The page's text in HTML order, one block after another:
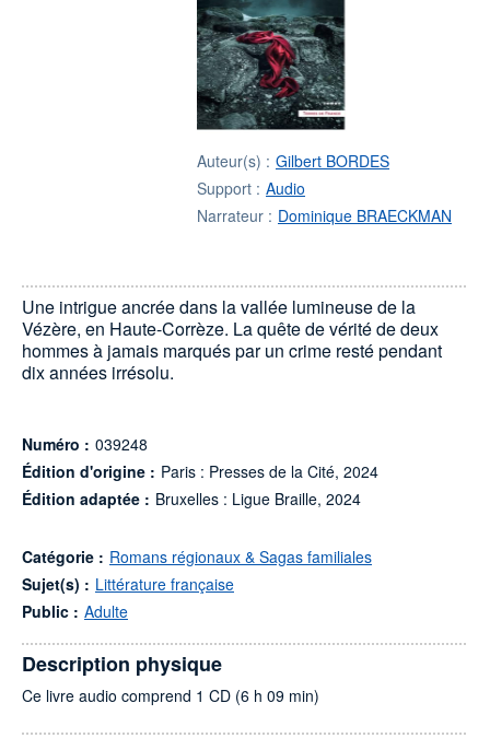
Auteur(s) : Gilbert BORDES
Support : Audio
Narrateur : Dominique BRAECKMAN
Une intrigue ancrée dans la vallée lumineuse de la
Vézère, en Haute-Corrèze. La quête de vérité de deux
hommes à jamais marqués par un crime resté pendant
dix années irrésolu.
Numéro : 039248
Édition d'origine : Paris : Presses de la Cité, 2024
Édition adaptée : Bruxelles : Ligue Braille, 2024
Catégorie : Romans régionaux & Sagas familiales
Sujet(s) : Littérature française
Public : Adulte
Description physique
Ce livre audio comprend 1 CD (6 h 09 min)